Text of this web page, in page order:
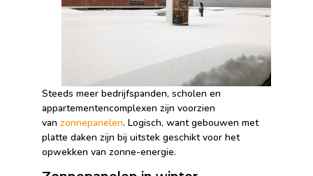
Steeds meer bedrijfspanden, scholen en
appartementencomplexen zijn voorzien
van zonnepanelen. Logisch, want gebouwen met
platte daken zijn bij uitstek geschikt voor het
opwekken van zonne-energie.